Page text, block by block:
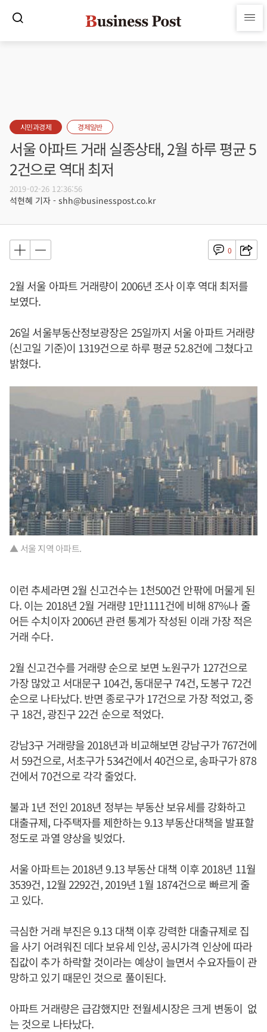
시민과경제 경제일반
서울 아파트 거래 실종상태, 2월 하루 평균 5
2건으로 역대 최저
2019-02-26 12:36:56
석현혜 기자 - shh@businesspost.co.kr
0
2월 서울 아파트 거래량이 2006년 조사 이후 역대 최저를
보였다.
26일 서울부동산정보광장은 25일까지 서울 아파트 거래량
(신고일 기준)이 1319건으로 하루 평균 52.8건에 그쳤다고
밝혔다.
▲ 서울 지역 아파트.
이런 추세라면 2월 신고건수는 1천500건 안팎에 머물게 된
다. 이는 2018년 2월 거래량 1만1111건에 비해 87%나 줄
어든 수치이자 2006년 관련 통계가 작성된 이래 가장 적은
거래 수다.
2월 신고건수를 거래량 순으로 보면 노원구가 127건으로
가장 많았고 서대문구 104건, 동대문구 74건, 도봉구 72건
순으로 나타났다. 반면 종로구가 17건으로 가장 적었고, 중
구 18건, 광진구 22건 순으로 적었다.
강남3구 거래량을 2018년과 비교해보면 강남구가 767건에
서 59건으로, 서초구가 534건에서 40건으로, 송파구가 878
건에서 70건으로 각각 줄었다.
불과 1년 전인 2018년 정부는 부동산 보유세를 강화하고
대출규제, 다주택자를 제한하는 9.13 부동산대책을 발표할
정도로 과열 양상을 빚었다.
서울 아파트는 2018년 9.13 부동산 대책 이후 2018년 11월
3539건, 12월 2292건, 2019년 1월 1874건으로 빠르게 줄
고 있다.
극심한 거래 부진은 9.13 대책 이후 강력한 대출규제로 집
을 사기 어려워진 데다 보유세 인상, 공시가격 인상에 따라
집값이 추가 하락할 것이라는 예상이 늘면서 수요자들이 관
망하고 있기 때문인 것으로 풀이된다.
아파트 거래량은 급감했지만 전월세시장은 크게 변동이 없
는 것으로 나타났다.